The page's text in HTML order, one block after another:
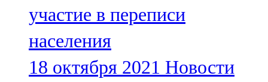
участие в переписи
населения
18 октября 2021 Новости